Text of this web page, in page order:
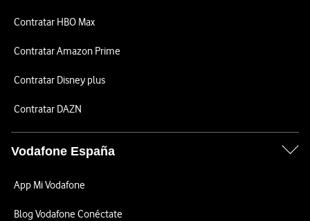
Contratar HBO Max
Contratar Amazon Prime
Contratar Disney plus
Contratar DAZN
Vodafone España
App Mi Vodafone
Blog Vodafone Conéctate